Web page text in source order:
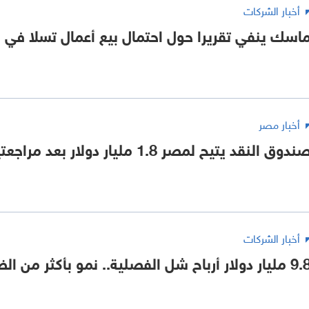
أخبار الشركات
ينفي تقريرا حول احتمال بيع أعمال تسلا
أخبار مصر
النقد يتيح لمصر 1.8 مليار دولار بعد مراجعتين
أخبار الشركات
شل الفصلية.. نمو بأكثر من الضعف